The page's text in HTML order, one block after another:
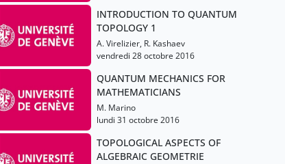
INTRODUCTION TO QUANTUM
TOPOLOGY 1
A. Virelizier, R. Kashaev
vendredi 28 octobre 2016
QUANTUM MECHANICS FOR
MATHEMATICIANS
M. Marino
lundi 31 octobre 2016
TOPOLOGICAL ASPECTS OF
ALGEBRAIC GEOMETRIE